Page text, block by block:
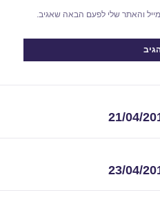
והאתר שלי לפעם הבאה שאגיב.